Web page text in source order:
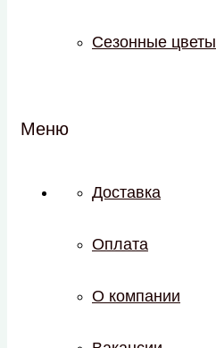
Сезонные цветы
Меню
Доставка
Оплата
О компании